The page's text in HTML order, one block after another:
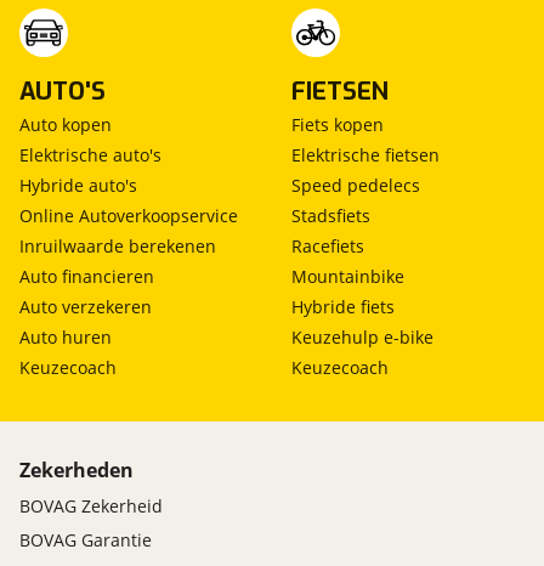
AUTO'S
Auto kopen
Elektrische auto's
Hybride auto's
Online Autoverkoopservice
Inruilwaarde berekenen
Auto financieren
Auto verzekeren
Auto huren
Keuzecoach
FIETSEN
Fiets kopen
Elektrische fietsen
Speed pedelecs
Stadsfiets
Racefiets
Mountainbike
Hybride fiets
Keuzehulp e-bike
Keuzecoach
Zekerheden
BOVAG Zekerheid
BOVAG Garantie